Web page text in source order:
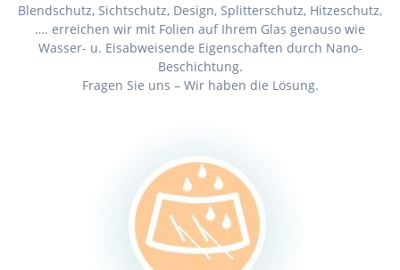
Blendschutz, Sichtschutz, Design, Splitterschutz, Hitzeschutz,
…. erreichen wir mit Folien auf Ihrem Glas genauso wie
Wasser- u. Eisabweisende Eigenschaften durch Nano-
Beschichtung.
Fragen Sie uns – Wir haben die Lösung.